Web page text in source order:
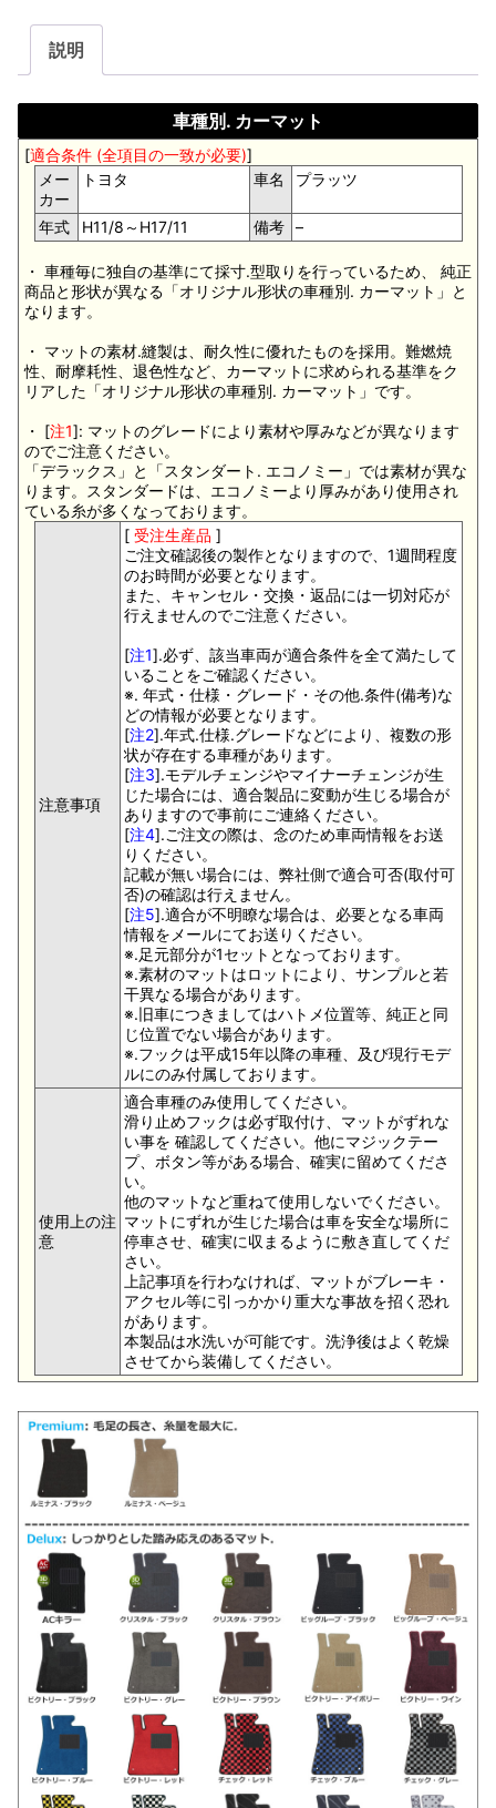
説明
車種別. カーマット
[適合条件 (全項目の一致が必要)]
メー
カー
トヨタ 車名 プラッツ
年式 H11/8～H17/11 備考 –
・ 車種毎に独自の基準にて採寸.型取りを行っているため、 純正
商品と形状が異なる「オリジナル形状の車種別. カーマット」と
なります。
・ マットの素材.縫製は、耐久性に優れたものを採用。難燃焼
性、耐摩耗性、退色性など、カーマットに求められる基準をク
リアした「オリジナル形状の車種別. カーマット」です。
・ [注1]: マットのグレードにより素材や厚みなどが異なります
のでご注意ください。
「デラックス」と「スタンダート. エコノミー」では素材が異な
ります。スタンダードは、エコノミーより厚みがあり使用され
ている糸が多くなっております。
注意事項
[ 受注生産品 ]
ご注文確認後の製作となりますので、1週間程度
のお時間が必要となります。
また、キャンセル・交換・返品には一切対応が
行えませんのでご注意ください。
[注1].必ず、該当車両が適合条件を全て満たして
いることをご確認ください。
※. 年式・仕様・グレード・その他.条件(備考)な
どの情報が必要となります。
[注2].年式.仕様.グレードなどにより、複数の形
状が存在する車種があります。
[注3].モデルチェンジやマイナーチェンジが生
じた場合には、適合製品に変動が生じる場合が
ありますので事前にご連絡ください。
[注4].ご注文の際は、念のため車両情報をお送
りください。
記載が無い場合には、弊社側で適合可否(取付可
否)の確認は行えません。
[注5].適合が不明瞭な場合は、必要となる車両
情報をメールにてお送りください。
※.足元部分が1セットとなっております。
※.素材のマットはロットにより、サンプルと若
干異なる場合があります。
※.旧車につきましてはハトメ位置等、純正と同
じ位置でない場合があります。
※.フックは平成15年以降の車種、及び現行モデ
ルにのみ付属しております。
使用上の注
意
適合車種のみ使用してください。
滑り止めフックは必ず取付け、マットがずれな
い事を 確認してください。他にマジックテー
プ、ボタン等がある場合、確実に留めてくださ
い。
他のマットなど重ねて使用しないでください。
マットにずれが生じた場合は車を安全な場所に
停車させ、確実に収まるように敷き直してくだ
さい。
上記事項を行わなければ、マットがブレーキ・
アクセル等に引っかかり重大な事故を招く恐れ
があります。
本製品は水洗いが可能です。洗浄後はよく乾燥
させてから装備してください。